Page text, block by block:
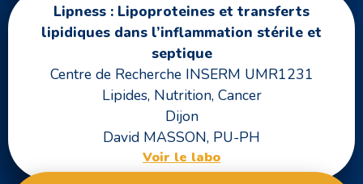
Lipness : Lipoproteines et transferts
lipidiques dans l’inflammation stérile et
septique
Centre de Recherche INSERM UMR1231
Lipides, Nutrition, Cancer
Dijon
David MASSON, PU-PH
Voir le labo